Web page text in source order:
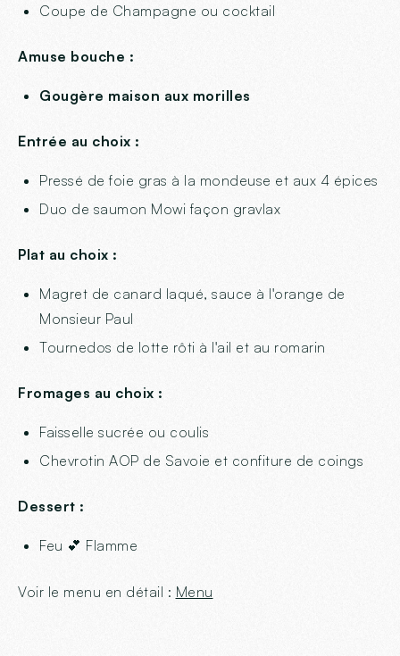
Coupe de Champagne ou cocktail
Amuse bouche :
Gougère maison aux morilles
Entrée au choix :
Pressé de foie gras à la mondeuse et aux 4 épices
Duo de saumon Mowi façon gravlax
Plat au choix :
Magret de canard laqué, sauce à l'orange de
Monsieur Paul
Tournedos de lotte rôti à l'ail et au romarin
Fromages au choix :
Faisselle sucrée ou coulis
Chevrotin AOP de Savoie et confiture de coings
Dessert :
Feu 💕 Flamme
Voir le menu en détail : Menu